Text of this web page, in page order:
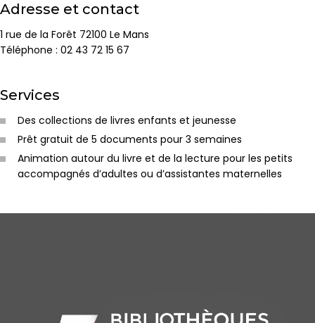
Adresse et contact
1 rue de la Forêt 72100 Le Mans
Téléphone : 02 43 72 15 67
Services
Des collections de livres enfants et jeunesse
Prêt gratuit de 5 documents pour 3 semaines
Animation autour du livre et de la lecture pour les petits
accompagnés d’adultes ou d’assistantes maternelles